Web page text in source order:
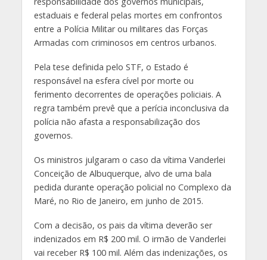
estaduais e federal pelas mortes em confrontos
entre a Polícia Militar ou militares das Forças
Armadas com criminosos em centros urbanos.
Pela tese definida pelo STF, o Estado é
responsável na esfera cível por morte ou
ferimento decorrentes de operações policiais. A
regra também prevê que a perícia inconclusiva da
polícia não afasta a responsabilização dos
governos.
Os ministros julgaram o caso da vítima Vanderlei
Conceição de Albuquerque, alvo de uma bala
pedida durante operação policial no Complexo da
Maré, no Rio de Janeiro, em junho de 2015.
Com a decisão, os pais da vítima deverão ser
indenizados em R$ 200 mil. O irmão de Vanderlei
vai receber R$ 100 mil. Além das indenizações, os